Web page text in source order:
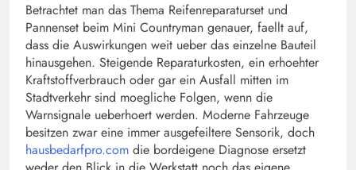
Betrachtet man das Thema Reifenreparaturset und
Pannenset beim Mini Countryman genauer, faellt auf,
dass die Auswirkungen weit ueber das einzelne Bauteil
hinausgehen. Steigende Reparaturkosten, ein erhoehter
Kraftstoffverbrauch oder gar ein Ausfall mitten im
Stadtverkehr sind moegliche Folgen, wenn die
Warnsignale ueberhoert werden. Moderne Fahrzeuge
besitzen zwar eine immer ausgefeiltere Sensorik, doch
hausbedarfpro.com die bordeigene Diagnose ersetzt